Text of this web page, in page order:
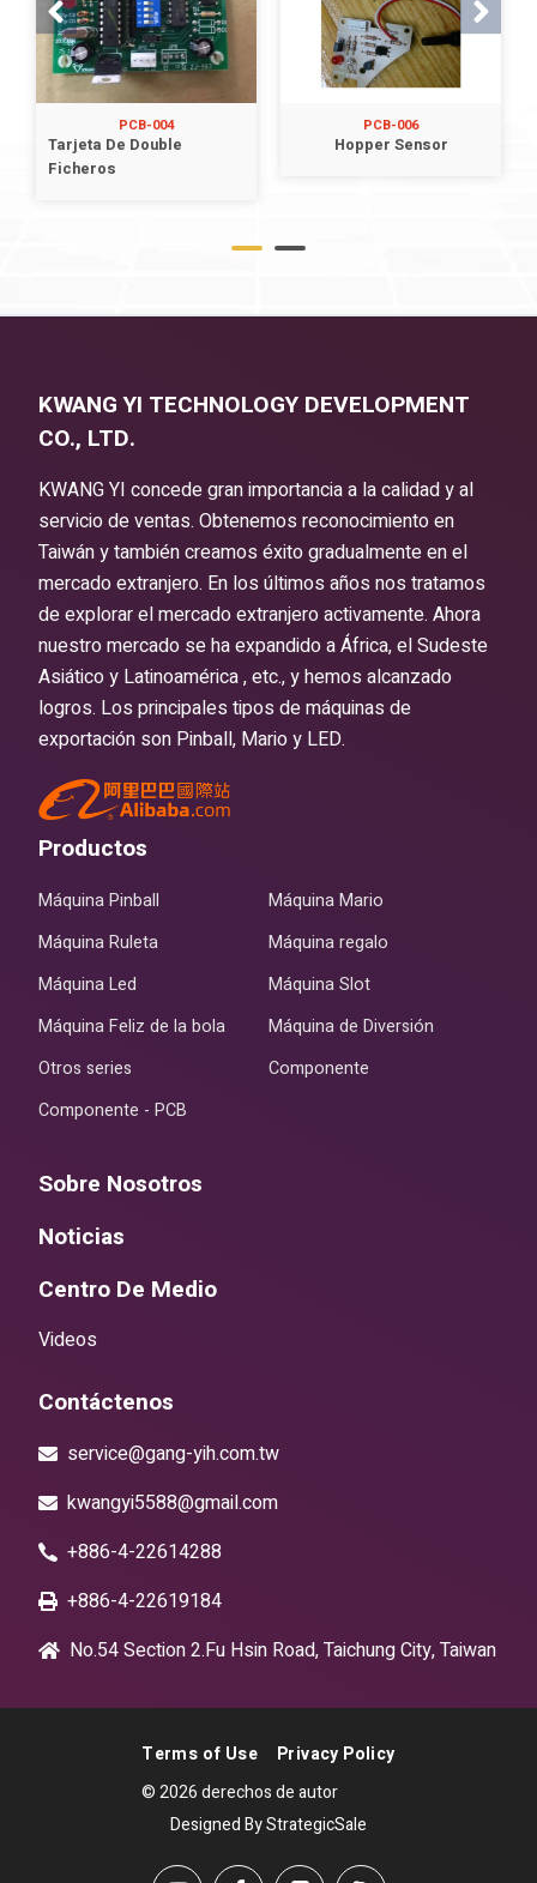
PCB-004
Tarjeta De Double
Ficheros
PCB-006
Hopper Sensor
KWANG YI TECHNOLOGY DEVELOPMENT
CO., LTD.
KWANG YI concede gran importancia a la calidad y al
servicio de ventas. Obtenemos reconocimiento en
Taiwán y también creamos éxito gradualmente en el
mercado extranjero. En los últimos años nos tratamos
de explorar el mercado extranjero activamente. Ahora
nuestro mercado se ha expandido a África, el Sudeste
Asiático y Latinoamérica , etc., y hemos alcanzado
logros. Los principales tipos de máquinas de
exportación son Pinball, Mario y LED.
Productos
Máquina Pinball
Máquina Mario
Máquina Ruleta
Máquina regalo
Máquina Led
Máquina Slot
Máquina Feliz de la bola
Máquina de Diversión
Otros series
Componente
Componente - PCB
Sobre Nosotros
Noticias
Centro De Medio
Videos
Contáctenos
service@gang-yih.com.tw
kwangyi5588@gmail.com
+886-4-22614288
+886-4-22619184
No.54 Section 2.Fu Hsin Road, Taichung City, Taiwan
Terms of Use
Privacy Policy
© 2026 derechos de autor
Designed By StrategicSale